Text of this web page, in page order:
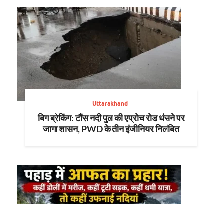
Uttarakhand
बिग ब्रेकिंग: टौंस नदी पुल की एप्रोच रोड धंसने पर
जागा शासन, PWD के तीन इंजीनियर निलंबित